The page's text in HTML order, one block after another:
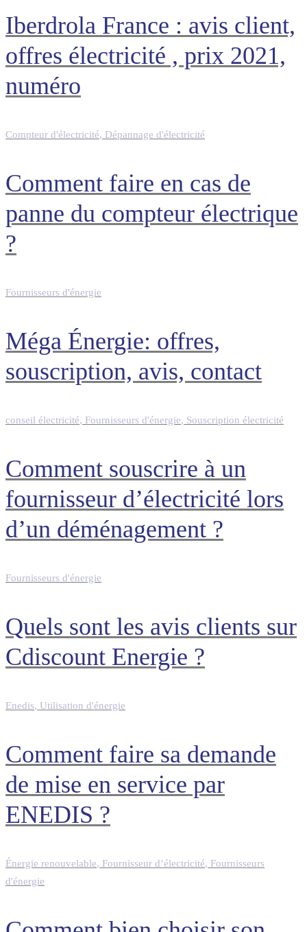
Iberdrola France : avis client,
offres électricité , prix 2021,
numéro
Compteur d'électricité, Dépannage d'électricité
Comment faire en cas de
panne du compteur électrique
?
Fournisseurs d'énergie
Méga Énergie: offres,
souscription, avis, contact
conseil électricité, Fournisseurs d'énergie, Souscription électricité
Comment souscrire à un
fournisseur d’électricité lors
d’un déménagement ?
Fournisseurs d'énergie
Quels sont les avis clients sur
Cdiscount Energie ?
Enedis, Utilisation d'énergie
Comment faire sa demande
de mise en service par
ENEDIS ?
Énergie renouvelable, Fournisseur d’électricité, Fournisseurs
d'énergie